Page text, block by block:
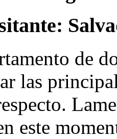
de
las
este